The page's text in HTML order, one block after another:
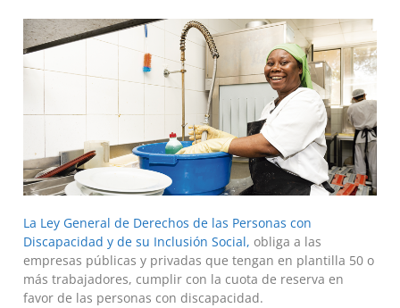
La Ley General de Derechos de las Personas con
Discapacidad y de su Inclusión Social, obliga a las
empresas públicas y privadas que tengan en plantilla 50 o
más trabajadores, cumplir con la cuota de reserva en
favor de las personas con discapacidad.